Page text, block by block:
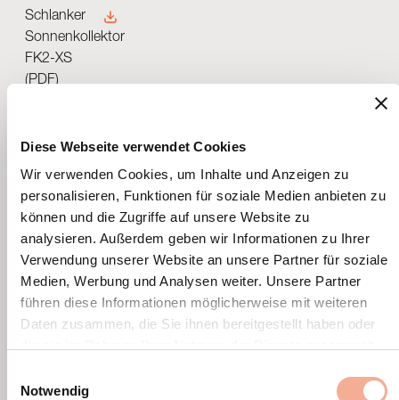
Diese Webseite verwendet Cookies
Wir verwenden Cookies, um Inhalte und Anzeigen zu
personalisieren, Funktionen für soziale Medien anbieten zu
können und die Zugriffe auf unsere Website zu
analysieren. Außerdem geben wir Informationen zu Ihrer
Verwendung unserer Website an unsere Partner für soziale
Medien, Werbung und Analysen weiter. Unsere Partner
führen diese Informationen möglicherweise mit weiteren
Daten zusammen, die Sie ihnen bereitgestellt haben oder
Notwendig
Schlanker
Sonnenkollektor
FK2-XS
(PDF)
und
Betriebsanleitung
Aufdachfelder
(PDF)
Montage-
und
Betriebsanleitung